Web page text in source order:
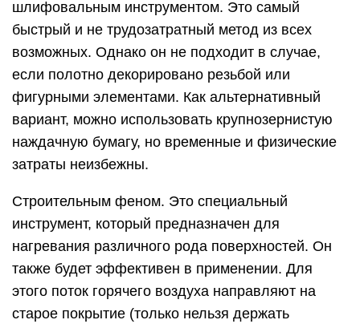
шлифовальным инструментом. Это самый
быстрый и не трудозатратный метод из всех
возможных. Однако он не подходит в случае,
если полотно декорировано резьбой или
фигурными элементами. Как альтернативный
вариант, можно использовать крупнозернистую
наждачную бумагу, но временные и физические
затраты неизбежны.
Строительным феном. Это специальный
инструмент, который предназначен для
нагревания различного рода поверхностей. Он
также будет эффективен в применении. Для
этого поток горячего воздуха направляют на
старое покрытие (только нельзя держать